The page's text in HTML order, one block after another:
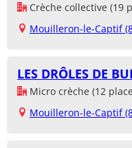
Crèche collective (19
Mouilleron-le-Captif
LES DRÔLES DE
Micro crèche (12
Mouilleron-le-Captif